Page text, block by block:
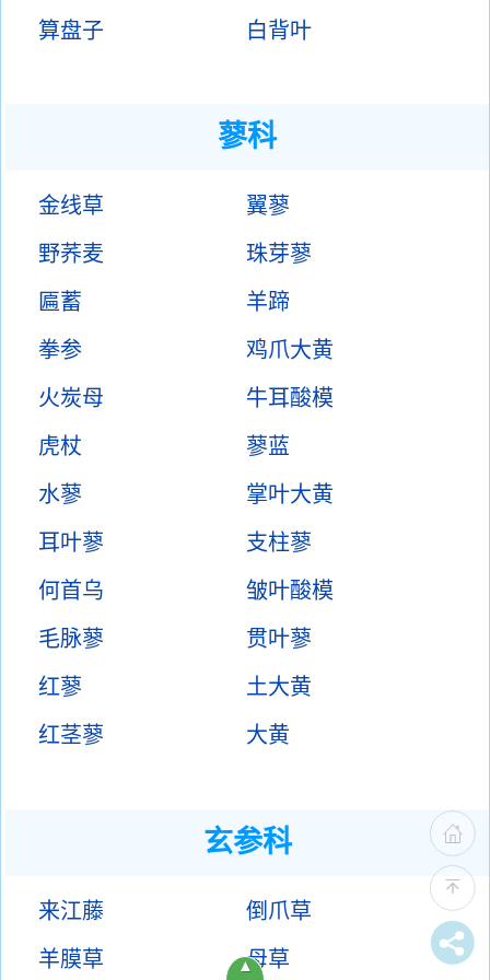
算盘子 白背叶
蓼科
金线草
翼蓼
野荞麦
珠芽蓼
匾蓄
羊蹄
拳参
鸡爪大黄
火炭母
牛耳酸模
虎杖
蓼蓝
水蓼
掌叶大黄
耳叶蓼
支柱蓼
何首乌
皱叶酸模
毛脉蓼
贯叶蓼
红蓼
土大黄
红茎蓼
大黄
玄参科
来江藤
倒爪草
羊膜草
母草
▲